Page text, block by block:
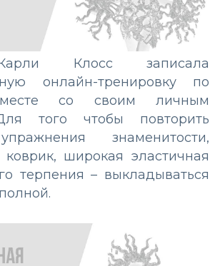
Клосс записала
онлайн-тренировку по
со своим личным
того чтобы повторить
знаменитости,
коврик, широкая эластичная
терпения – выкладываться